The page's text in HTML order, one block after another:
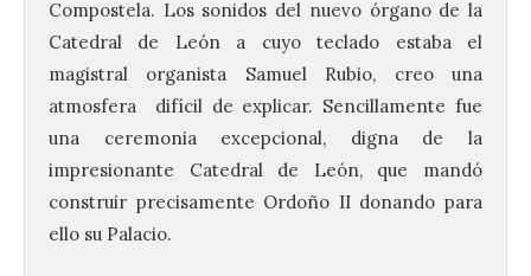
Compostela. Los sonidos del nuevo órgano de la
Catedral de León a cuyo teclado estaba el
magistral organista Samuel Rubio, creo una
atmosfera difícil de explicar. Sencillamente fue
una ceremonia excepcional, digna de la
impresionante Catedral de León, que mandó
construir precisamente Ordoño II donando para
ello su Palacio.